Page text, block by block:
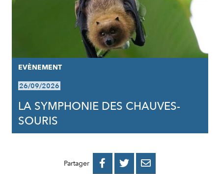
EVÈNEMENT
26/09/2026
LA SYMPHONIE DES CHAUVES-
SOURIS
Partager 
PARTAGER
PARTAGER
PARTAGER